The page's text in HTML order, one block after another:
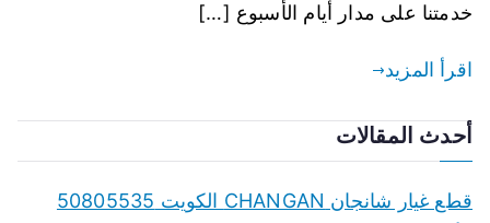
خدمتنا على مدار أيام الأسبوع […]
اقرأ المزيد
أحدث المقالات
قطع غيار شانجان CHANGAN الكويت 50805535